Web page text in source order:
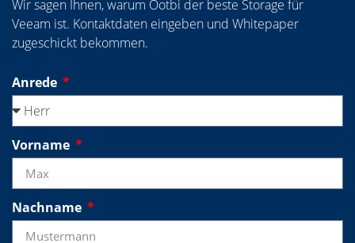
Wir sagen Ihnen, warum Ootbi der beste Storage für
Veeam ist. Kontaktdaten eingeben und Whitepaper
zugeschickt bekommen.
Anrede
Vorname
Nachname